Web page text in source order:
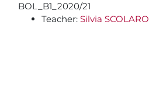
Vai al contenuto principale
Blocchi
BOL_B1_2020/21
Teacher: Silvia SCOLARO